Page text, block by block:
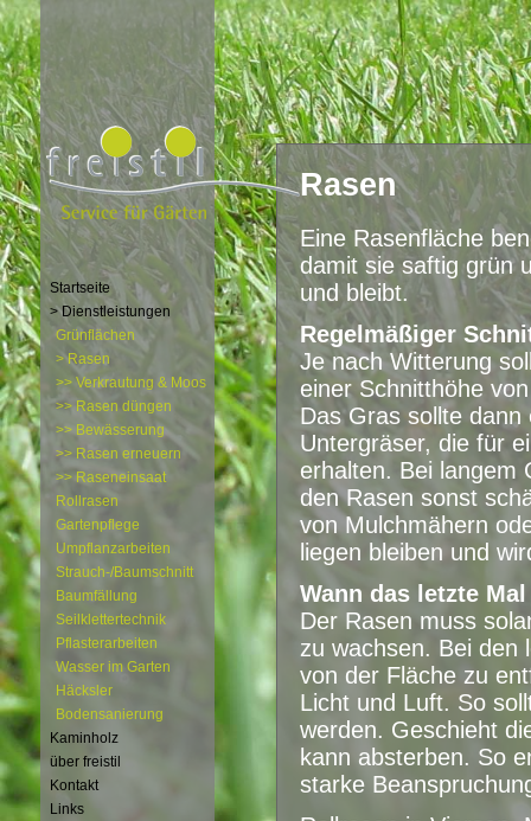
Startseite
> Dienstleistungen
Grünflächen
> Rasen
>> Verkrautung & Moos
>> Rasen düngen
>> Bewässerung
>> Rasen erneuern
>> Raseneinsaat
Rollrasen
Gartenpflege
Umpflanzarbeiten
Strauch-/Baumschnitt
Baumfällung
Seilklettertechnik
Pflasterarbeiten
Wasser im Garten
Häcksler
Bodensanierung
Kaminholz
über freistil
Kontakt
Links
Rasen
Eine Rasenfläche
damit sie saftig grün
und bleibt.
Regelmäßiger
Je nach Witterung
einer Schnitthöhe
Das Gras sollte
Untergräser, die für
erhalten. Bei langem
den Rasen sonst
von Mulchmähern
liegen bleiben und
Wann das letzte
Der Rasen muss
zu wachsen. Bei den
von der Fläche zu
Licht und Luft. So
werden. Geschieht
kann absterben. So
starke